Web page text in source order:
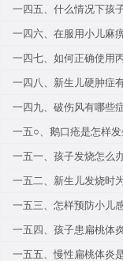
一四五、什么情况下孩
一四六、在服用小儿麻
一四七、如何正确使用
一四八、新生儿硬肿症
一四九、破伤风有哪些
一五○、鹅口疮是怎样
一五一、孩子发烧怎么
一五二、新生儿发烧时
一五三、怎样预防小儿
一五四、孩子患扁桃体
一五五、慢性扁桃体炎